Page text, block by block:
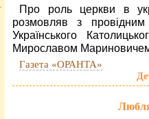
Про роль церкви в
розмовляв з провідним
Українського
Мирославом
Газета «ОРАНТА»